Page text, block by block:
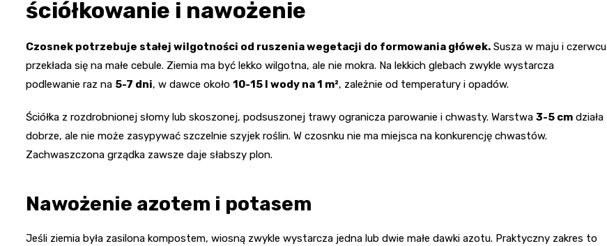
ściółkowanie i nawożenie
Czosnek potrzebuje stałej wilgotności od ruszenia wegetacji do formowania główek. Susza w maju i czerwcu
przekłada się na małe cebule. Ziemia ma być lekko wilgotna, ale nie mokra. Na lekkich glebach zwykle wystarcza
podlewanie raz na 5-7 dni, w dawce około 10-15 l wody na 1 m², zależnie od temperatury i opadów.
Ściółka z rozdrobnionej słomy lub skoszonej, podsuszonej trawy ogranicza parowanie i chwasty. Warstwa 3-5 cm działa
dobrze, ale nie może zasypywać szczelnie szyjek roślin. W czosnku nie ma miejsca na konkurencję chwastów.
Zachwaszczona grządka zawsze daje słabszy plon.
Nawożenie azotem i potasem
Jeśli ziemia była zasilona kompostem, wiosną zwykle wystarcza jedna lub dwie małe dawki azotu. Praktyczny zakres to